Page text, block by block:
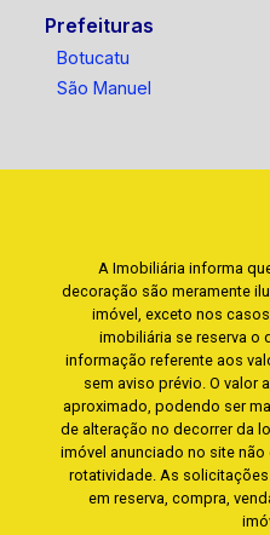
Prefeituras
Botucatu
São Manuel
A Imobiliária informa
decoração são meramente
imóvel, exceto nos
imobiliária se reserva o
informação referente aos
sem aviso prévio. O valor
aproximado, podendo ser
de alteração no decorrer da
imóvel anunciado no site
rotatividade. As
em reserva, compra,